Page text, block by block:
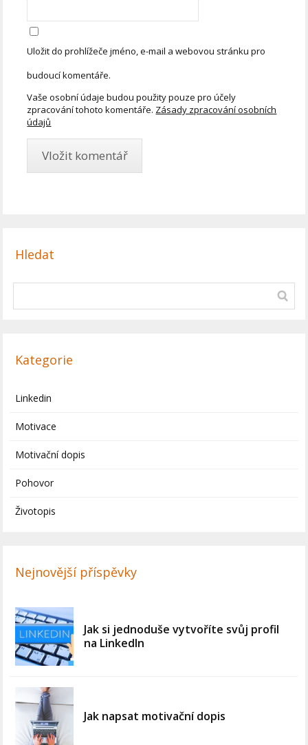
Uložit do prohlížeče jméno, e-mail a webovou stránku pro
budoucí komentáře.
Vaše osobní údaje budou použity pouze pro účely
zpracování tohoto komentáře. Zásady zpracování osobních
údajů
Hledat
Kategorie
Linkedin
Motivace
Motivační dopis
Pohovor
Životopis
Nejnovější příspěvky
Jak si jednoduše vytvoříte svůj profil
na LinkedIn
Jak napsat motivační dopis